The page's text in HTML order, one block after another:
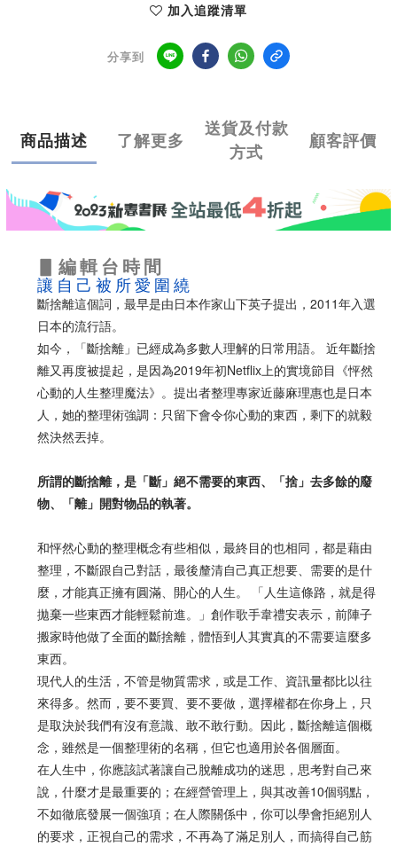
加入追蹤清單
分享到
商品描述 了解更多
送貨及付款
方式
顧客評價
▋編輯台時間
讓自己被所愛圍繞
斷捨離這個詞，最早是由日本作家山下英子提出，2011年入選
日本的流行語。
如今，「斷捨離」已經成為多數人理解的日常用語。 近年斷捨
離又再度被提起，是因為2019年初Netflix上的實境節目《怦然
心動的人生整理魔法》。提出者整理專家近藤麻理惠也是日本
人，她的整理術強調：只留下會令你心動的東西，剩下的就毅
然決然丟掉。
所謂的斷捨離，是「斷」絕不需要的東西、「捨」去多餘的廢
物、「離」開對物品的執著。
和怦然心動的整理概念有些相似，最終目的也相同，都是藉由
整理，不斷跟自己對話，最後釐清自己真正想要、需要的是什
麼，才能真正擁有圓滿、開心的人生。 「人生這條路，就是得
拋棄一些東西才能輕鬆前進。」創作歌手韋禮安表示，前陣子
搬家時他做了全面的斷捨離，體悟到人其實真的不需要這麼多
東西。
現代人的生活，不管是物質需求，或是工作、資訊量都比以往
來得多。然而，要不要買、要不要做，選擇權都在你身上，只
是取決於我們有沒有意識、敢不敢行動。因此，斷捨離這個概
念，雖然是一個整理術的名稱，但它也適用於各個層面。
在人生中，你應該試著讓自己脫離成功的迷思，思考對自己來
說，什麼才是最重要的；在經營管理上，與其改善10個弱點，
不如徹底發展一個強項；在人際關係中，你可以學會拒絕別人
的要求，正視自己的需求，不再為了滿足別人，而搞得自己筋